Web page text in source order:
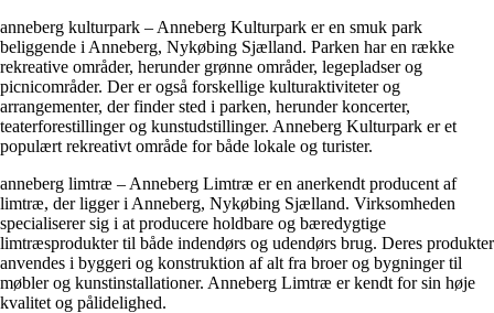
anneberg kulturpark – Anneberg Kulturpark er en smuk park
beliggende i Anneberg, Nykøbing Sjælland. Parken har en række
rekreative områder, herunder grønne områder, legepladser og
picnicområder. Der er også forskellige kulturaktiviteter og
arrangementer, der finder sted i parken, herunder koncerter,
teaterforestillinger og kunstudstillinger. Anneberg Kulturpark er et
populært rekreativt område for både lokale og turister.
anneberg limtræ – Anneberg Limtræ er en anerkendt producent af
limtræ, der ligger i Anneberg, Nykøbing Sjælland. Virksomheden
specialiserer sig i at producere holdbare og bæredygtige
limtræsprodukter til både indendørs og udendørs brug. Deres produkter
anvendes i byggeri og konstruktion af alt fra broer og bygninger til
møbler og kunstinstallationer. Anneberg Limtræ er kendt for sin høje
kvalitet og pålidelighed.